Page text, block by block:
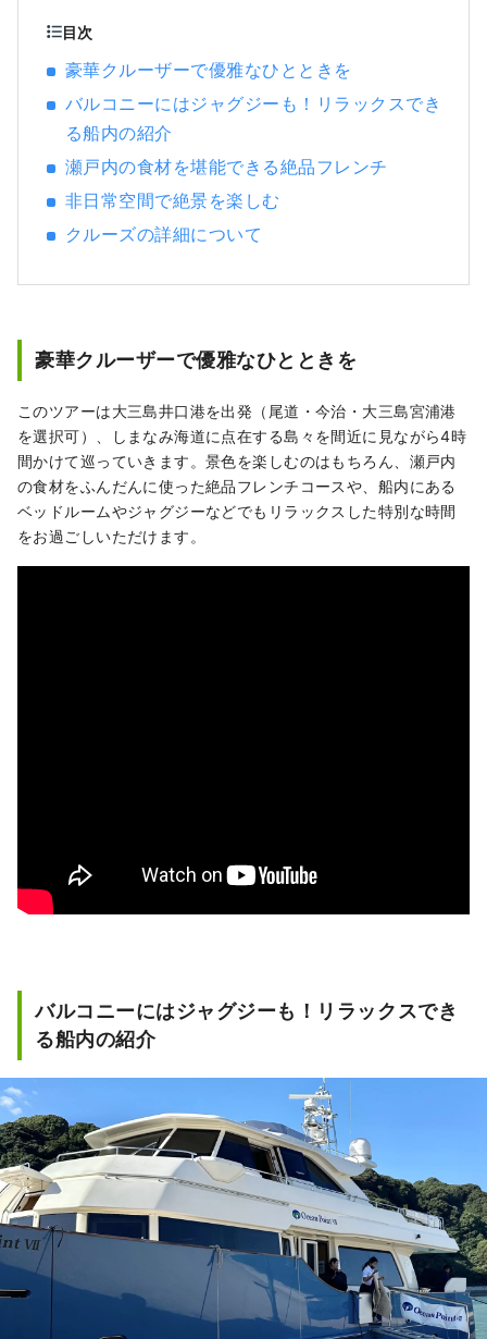
食堂の運営を通じて、多くの訪問いただく皆
さんに向けた誘客サービスと、地元貢献を目
指しています。
目次
豪華クルーザーで優雅なひとときを
バルコニーにはジャグジーも！リラックスでき
る船内の紹介
瀬戸内の食材を堪能できる絶品フレンチ
非日常空間で絶景を楽しむ
クルーズの詳細について
豪華クルーザーで優雅なひとときを
このツアーは大三島井口港を出発（尾道・今治・大三島宮浦港
を選択可）、しまなみ海道に点在する島々を間近に見ながら4時
間かけて巡っていきます。景色を楽しむのはもちろん、瀬戸内
の食材をふんだんに使った絶品フレンチコースや、船内にある
ベッドルームやジャグジーなどでもリラックスした特別な時間
をお過ごしいただけます。
バルコニーにはジャグジーも！リラックスでき
る船内の紹介